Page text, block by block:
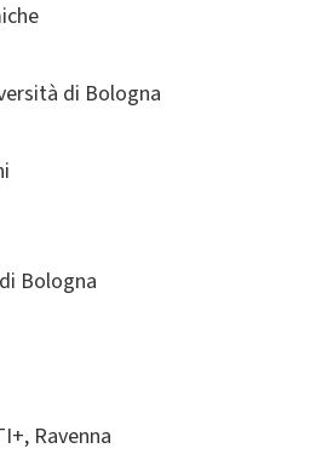
di Bologna
Bologna
Ravenna